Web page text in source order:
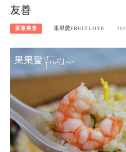
友善
屏東美食 果果愛FRUITLOVE